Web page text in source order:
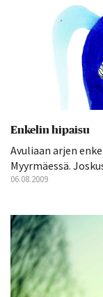
Enkelin hipaisu
Avuliaan arjen
Myyrmäessä.
06.08.2009